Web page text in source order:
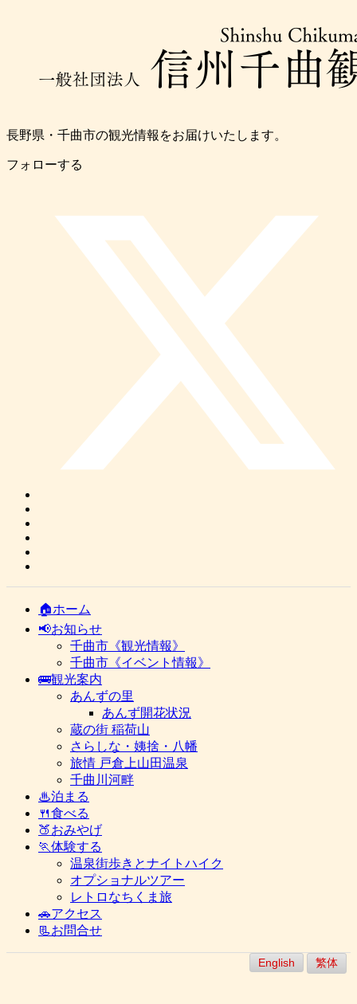
長野県・千曲市の観光情報をお届けいたします。
フォローする
🏠ホーム
📢お知らせ
千曲市《観光情報》
千曲市《イベント情報》
🚌観光案内
あんずの里
あんず開花状況
蔵の街 稲荷山
さらしな・姨捨・八幡
旅情 戸倉上山田温泉
千曲川河畔
♨泊まる
🍴食べる
🍑おみやげ
🏃体験する
温泉街歩きとナイトハイク
オプショナルツアー
レトロなちくま旅
🚗アクセス
📃お問合せ
English 繁体